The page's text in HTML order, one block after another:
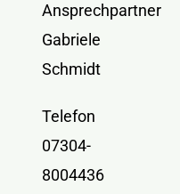
Ansprechpartner
Gabriele
Schmidt
Telefon
07304-
8004436